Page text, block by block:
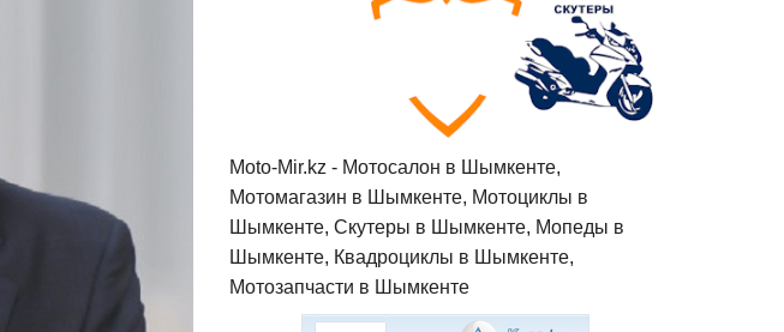
Moto-Mir.kz - Мотосалон в Шымкенте,
Мотомагазин в Шымкенте, Мотоциклы в
Шымкенте, Скутеры в Шымкенте, Мопеды в
Шымкенте, Квадроциклы в Шымкенте,
Мотозапчасти в Шымкенте